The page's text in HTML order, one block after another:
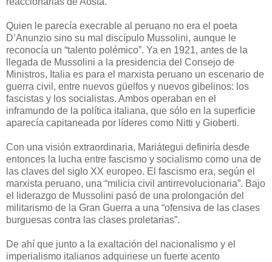
Quien le parecía execrable al peruano no era el poeta
D’Anunzio sino su mal discípulo Mussolini, aunque le
reconocía un “talento polémico”. Ya en 1921, antes de la
llegada de Mussolini a la presidencia del Consejo de
Ministros, Italia es para el marxista peruano un escenario de
guerra civil, entre nuevos güelfos y nuevos gibelinos: los
fascistas y los socialistas. Ambos operaban en el
inframundo de la política italiana, que sólo en la superficie
aparecía capitaneada por líderes como Nitti y Gioberti.
Con una visión extraordinaria, Mariátegui definiría desde
entonces la lucha entre fascismo y socialismo como una de
las claves del siglo XX europeo. El fascismo era, según el
marxista peruano, una “milicia civil antirrevolucionaria”. Bajo
el liderazgo de Mussolini pasó de una prolongación del
militarismo de la Gran Guerra a una “ofensiva de las clases
burguesas contra las clases proletarias”.
De ahí que junto a la exaltación del nacionalismo y el
imperialismo italianos adquiriese un fuerte acento